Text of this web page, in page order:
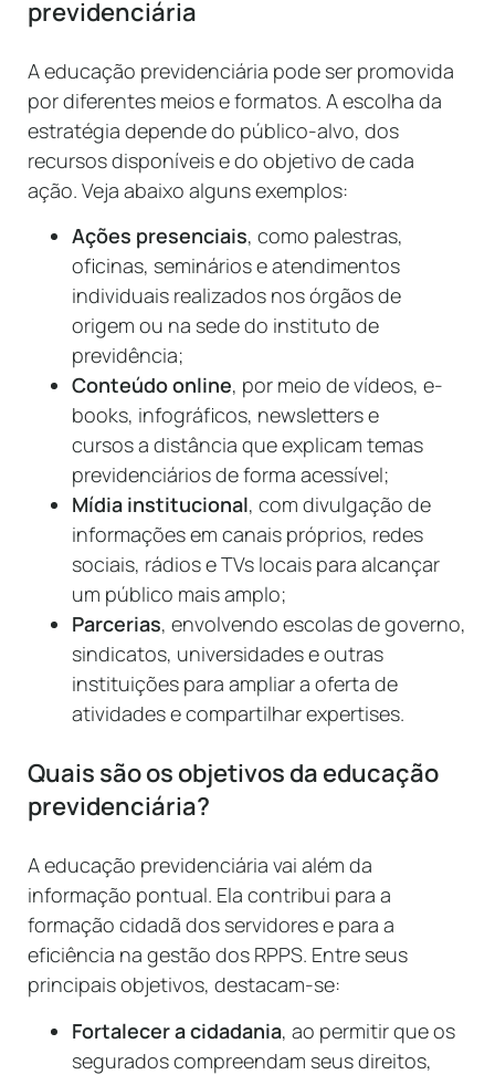
previdenciária
A educação previdenciária pode ser promovida
por diferentes meios e formatos. A escolha da
estratégia depende do público-alvo, dos
recursos disponíveis e do objetivo de cada
ação. Veja abaixo alguns exemplos:
Ações presenciais, como palestras,
oficinas, seminários e atendimentos
individuais realizados nos órgãos de
origem ou na sede do instituto de
previdência;
Conteúdo online, por meio de vídeos, e-
books, infográficos, newsletters e
cursos a distância que explicam temas
previdenciários de forma acessível;
Mídia institucional, com divulgação de
informações em canais próprios, redes
sociais, rádios e TVs locais para alcançar
um público mais amplo;
Parcerias, envolvendo escolas de governo,
sindicatos, universidades e outras
instituições para ampliar a oferta de
atividades e compartilhar expertises.
Quais são os objetivos da educação
previdenciária?
A educação previdenciária vai além da
informação pontual. Ela contribui para a
formação cidadã dos servidores e para a
eficiência na gestão dos RPPS. Entre seus
principais objetivos, destacam-se:
Fortalecer a cidadania, ao permitir que os
segurados compreendam seus direitos,